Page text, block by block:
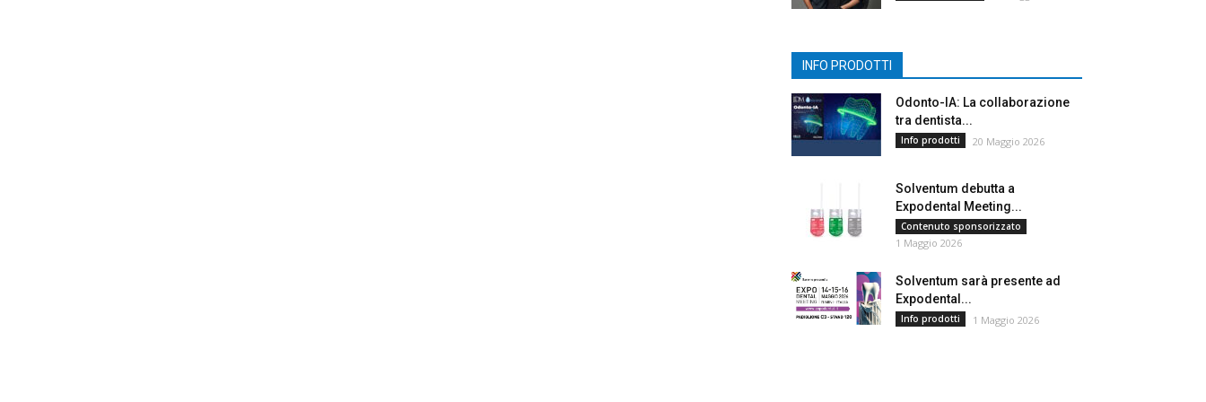
INFO PRODOTTI
Odonto-IA: La collaborazione
tra dentista...
Info prodotti 20 Maggio 2026
Solventum debutta a
Expodental Meeting...
Contenuto sponsorizzato
1 Maggio 2026
Solventum sarà presente ad
Expodental...
Info prodotti 1 Maggio 2026